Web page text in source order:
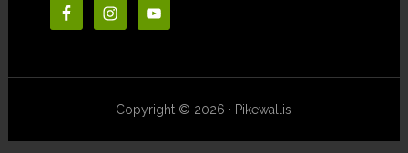
Copyright © 2026 · Pikewallis